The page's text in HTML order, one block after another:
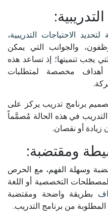
الاحتياجات التدريبية،
والجوانب التي يمكن
يجب تنميتها؛ إذ تساعد هذه
أهداف مخصصة لمتطلبات
برنامج تدريب يركز على
التدريب في هذه الحالة مُصمَّماً
أو نقصان.
وسهلة الفهم، مع الحرص
التخصصية أو اللغة
بطريقة واضحة ومقتضبة
من برنامج التدريب.